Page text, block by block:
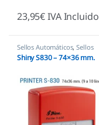
23,95€IVA Incluido
Sellos Automáticos,Sellos
empresas,Shiny
Shiny S830 – 74×36 mm.